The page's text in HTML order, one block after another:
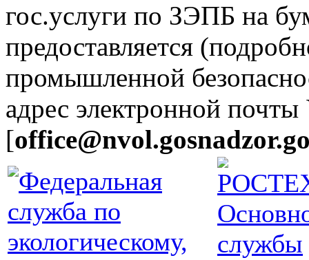
гос.услуги по ЗЭПБ на
предоставляется
промышленной
адрес электронной
[
службы